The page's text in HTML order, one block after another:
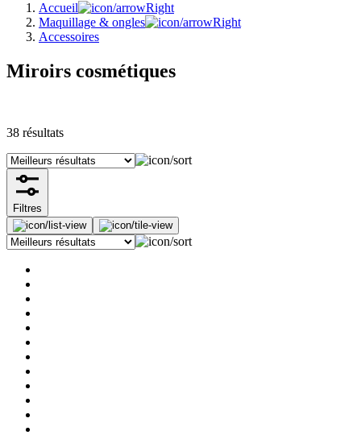
Accueil
Maquillage & ongles
Accessoires
Miroirs cosmétiques
38 résultats
Filtres